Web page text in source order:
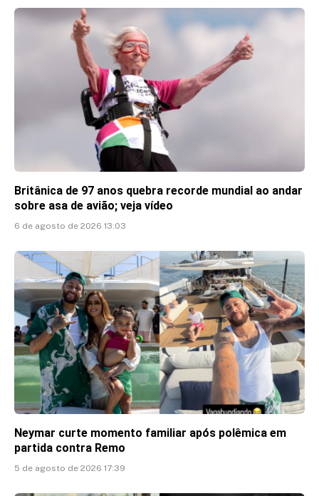
Britânica de 97 anos quebra recorde mundial ao andar
sobre asa de avião; veja vídeo
6 de agosto de 2026 13:03
Neymar curte momento familiar após polêmica em
partida contra Remo
5 de agosto de 2026 17:39